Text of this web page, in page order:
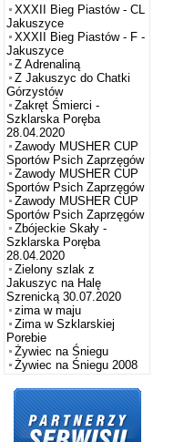
XXXII Bieg Piastów - CL
Jakuszyce
XXXII Bieg Piastów - F -
Jakuszyce
Z Adrenaliną
Z Jakuszyc do Chatki
Górzystów
Zakręt Śmierci -
Szklarska Poręba
28.04.2020
Zawody MUSHER CUP
Sportów Psich Zaprzęgów
Zawody MUSHER CUP
Sportów Psich Zaprzęgów
Zawody MUSHER CUP
Sportów Psich Zaprzęgów
Zbójeckie Skały -
Szklarska Poręba
28.04.2020
Zielony szlak z
Jakuszyc na Halę
Szrenicką 30.07.2020
zima w maju
Zima w Szklarskiej
Porebie
Żywiec na Śniegu
Żywiec na Śniegu 2008